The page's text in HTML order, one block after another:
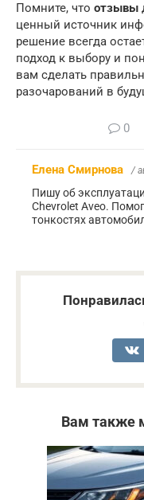
Помните, что отзывы
ценный источник
решение всегда
подход к выбору и
вам сделать
разочарований в
0
Елена Смирнова /
Пишу об
Chevrolet Aveo.
тонкостях
Вам также